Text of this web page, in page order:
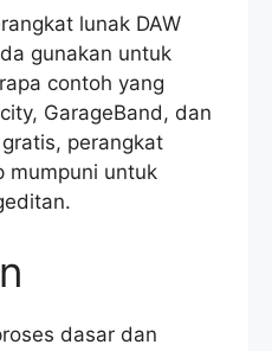
lunak DAW
gunakan untuk
contoh yang
GarageBand, dan
perangkat
mumpuni untuk
dasar dan